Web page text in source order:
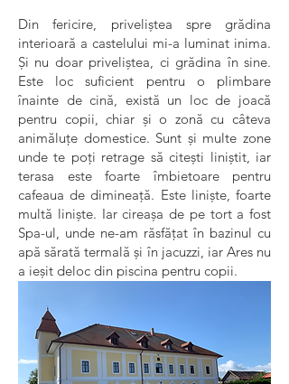
Din fericire, priveliștea spre grădina
interioară a castelului mi-a luminat inima.
Și nu doar priveliștea, ci grădina în sine.
Este loc suficient pentru o plimbare
înainte de cină, există un loc de joacă
pentru copii, chiar și o zonă cu câteva
animăluțe domestice. Sunt și multe zone
unde te poți retrage să citești liniștit, iar
terasa este foarte îmbietoare pentru
cafeaua de dimineață. Este liniște, foarte
multă liniște. Iar cireașa de pe tort a fost
Spa-ul, unde ne-am răsfățat în bazinul cu
apă sărată termală și în jacuzzi, iar Ares nu
a ieșit deloc din piscina pentru copii.